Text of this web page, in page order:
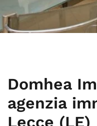
Domhea
agenzia
Lecce (LE)